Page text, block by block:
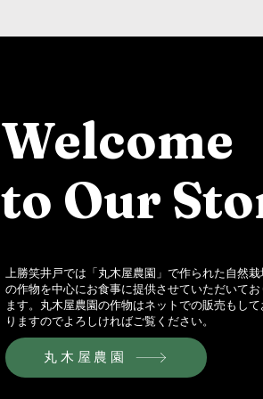
Welcome
to Our
上勝笑井戸では「丸木屋農園」で作られた自然栽
の作物を中心にお食事に提供させていただいてお
ます。丸木屋農園の作物はネットでの販売もして
りますのでよろしければご覧ください。
丸木屋農園